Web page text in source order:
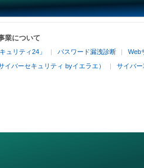
業について
ュリティ24」 パスワード漏洩診断 Web
イバーセキュリティ byイエラエ） サイバー